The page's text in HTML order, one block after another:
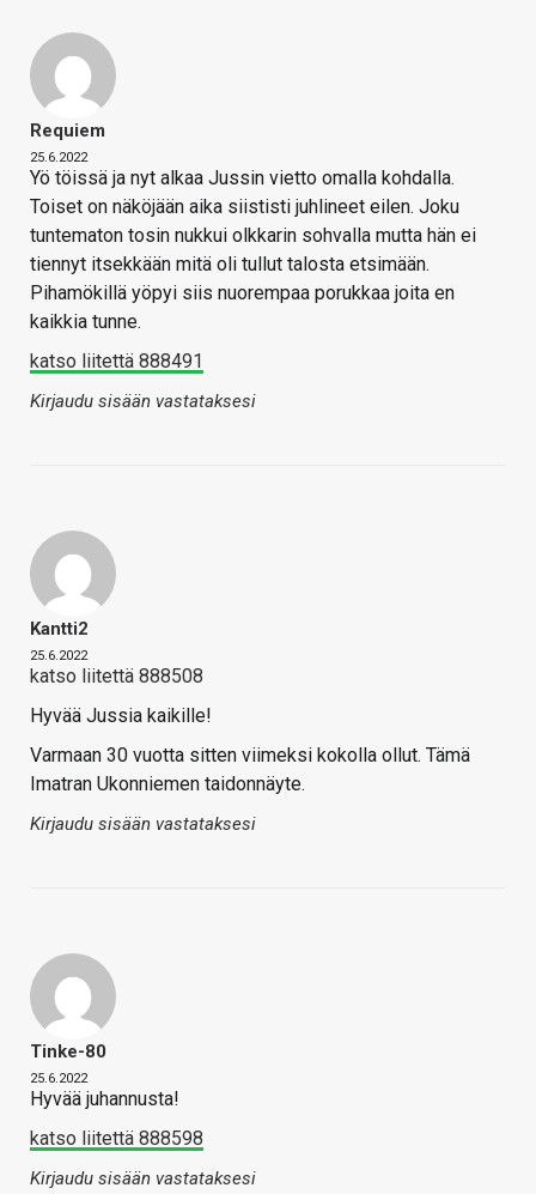
Requiem
25.6.2022
Yö töissä ja nyt alkaa Jussin vietto omalla kohdalla.
Toiset on näköjään aika siististi juhlineet eilen. Joku
tuntematon tosin nukkui olkkarin sohvalla mutta hän ei
tiennyt itsekkään mitä oli tullut talosta etsimään.
Pihamökillä yöpyi siis nuorempaa porukkaa joita en
kaikkia tunne.
katso liitettä 888491
Kirjaudu sisään vastataksesi
Kantti2
25.6.2022
katso liitettä 888508
Hyvää Jussia kaikille!
Varmaan 30 vuotta sitten viimeksi kokolla ollut. Tämä
Imatran Ukonniemen taidonnäyte.
Kirjaudu sisään vastataksesi
Tinke-80
25.6.2022
Hyvää juhannusta!
katso liitettä 888598
Kirjaudu sisään vastataksesi